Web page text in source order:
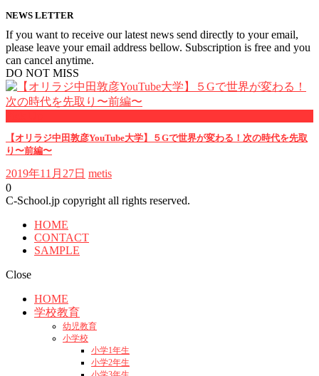
NEWS LETTER
If you want to receive our latest news send directly to your email,
please leave your email address bellow. Subscription is free and you
can cancel anytime.
DO NOT MISS
【オリラジ中田敦彦YouTube大学】５Gで世界が変わる！次の時代を先取
り〜前編〜
2019年11月27日 metis
0
C-School.jp copyright all rights reserved.
HOME
CONTACT
SAMPLE
Close
HOME
学校教育
幼児教育
小学校
小学1年生
小学2年生